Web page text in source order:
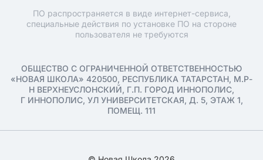
ПО распространяется в виде интернет-сервиса,
специальные действия по установке ПО на стороне
пользователя не требуются
ОБЩЕСТВО С ОГРАНИЧЕННОЙ ОТВЕТСТВЕННОСТЬЮ
«НОВАЯ ШКОЛА» 420500, РЕСПУБЛИКА ТАТАРСТАН, М.Р-
Н ВЕРХНЕУСЛОНСКИЙ, Г.П. ГОРОД ИННОПОЛИС,
Г ИННОПОЛИС, УЛ УНИВЕРСИТЕТСКАЯ, Д. 5, ЭТАЖ 1,
ПОМЕЩ. 111